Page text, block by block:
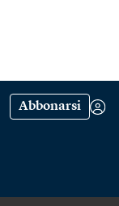
Abbonarsi